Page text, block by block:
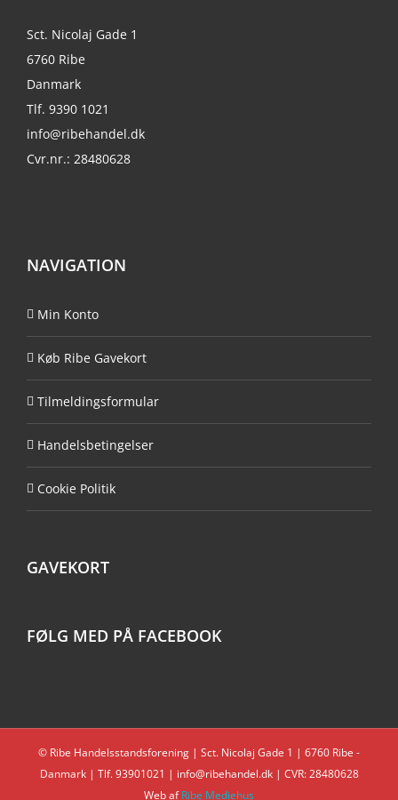
Sct. Nicolaj Gade 1
6760 Ribe
Danmark
Tlf. 9390 1021
info@ribehandel.dk
Cvr.nr.: 28480628
NAVIGATION
Min Konto
Køb Ribe Gavekort
Tilmeldingsformular
Handelsbetingelser
Cookie Politik
GAVEKORT
FØLG MED PÅ FACEBOOK
© Ribe Handelsstandsforening | Sct. Nicolaj Gade 1 | 6760 Ribe -
Danmark | Tlf. 93901021 | info@ribehandel.dk | CVR: 28480628
Web afRibe Mediehus